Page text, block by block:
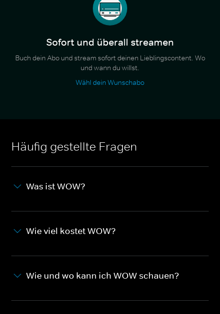
Sofort und überall streamen
Buch dein Abo und stream sofort deinen Lieblingscontent. Wo
und wann du willst.
Wähl dein Wunschabo
Häufig gestellte Fragen
Was ist WOW?
Wie viel kostet WOW?
Wie und wo kann ich WOW schauen?